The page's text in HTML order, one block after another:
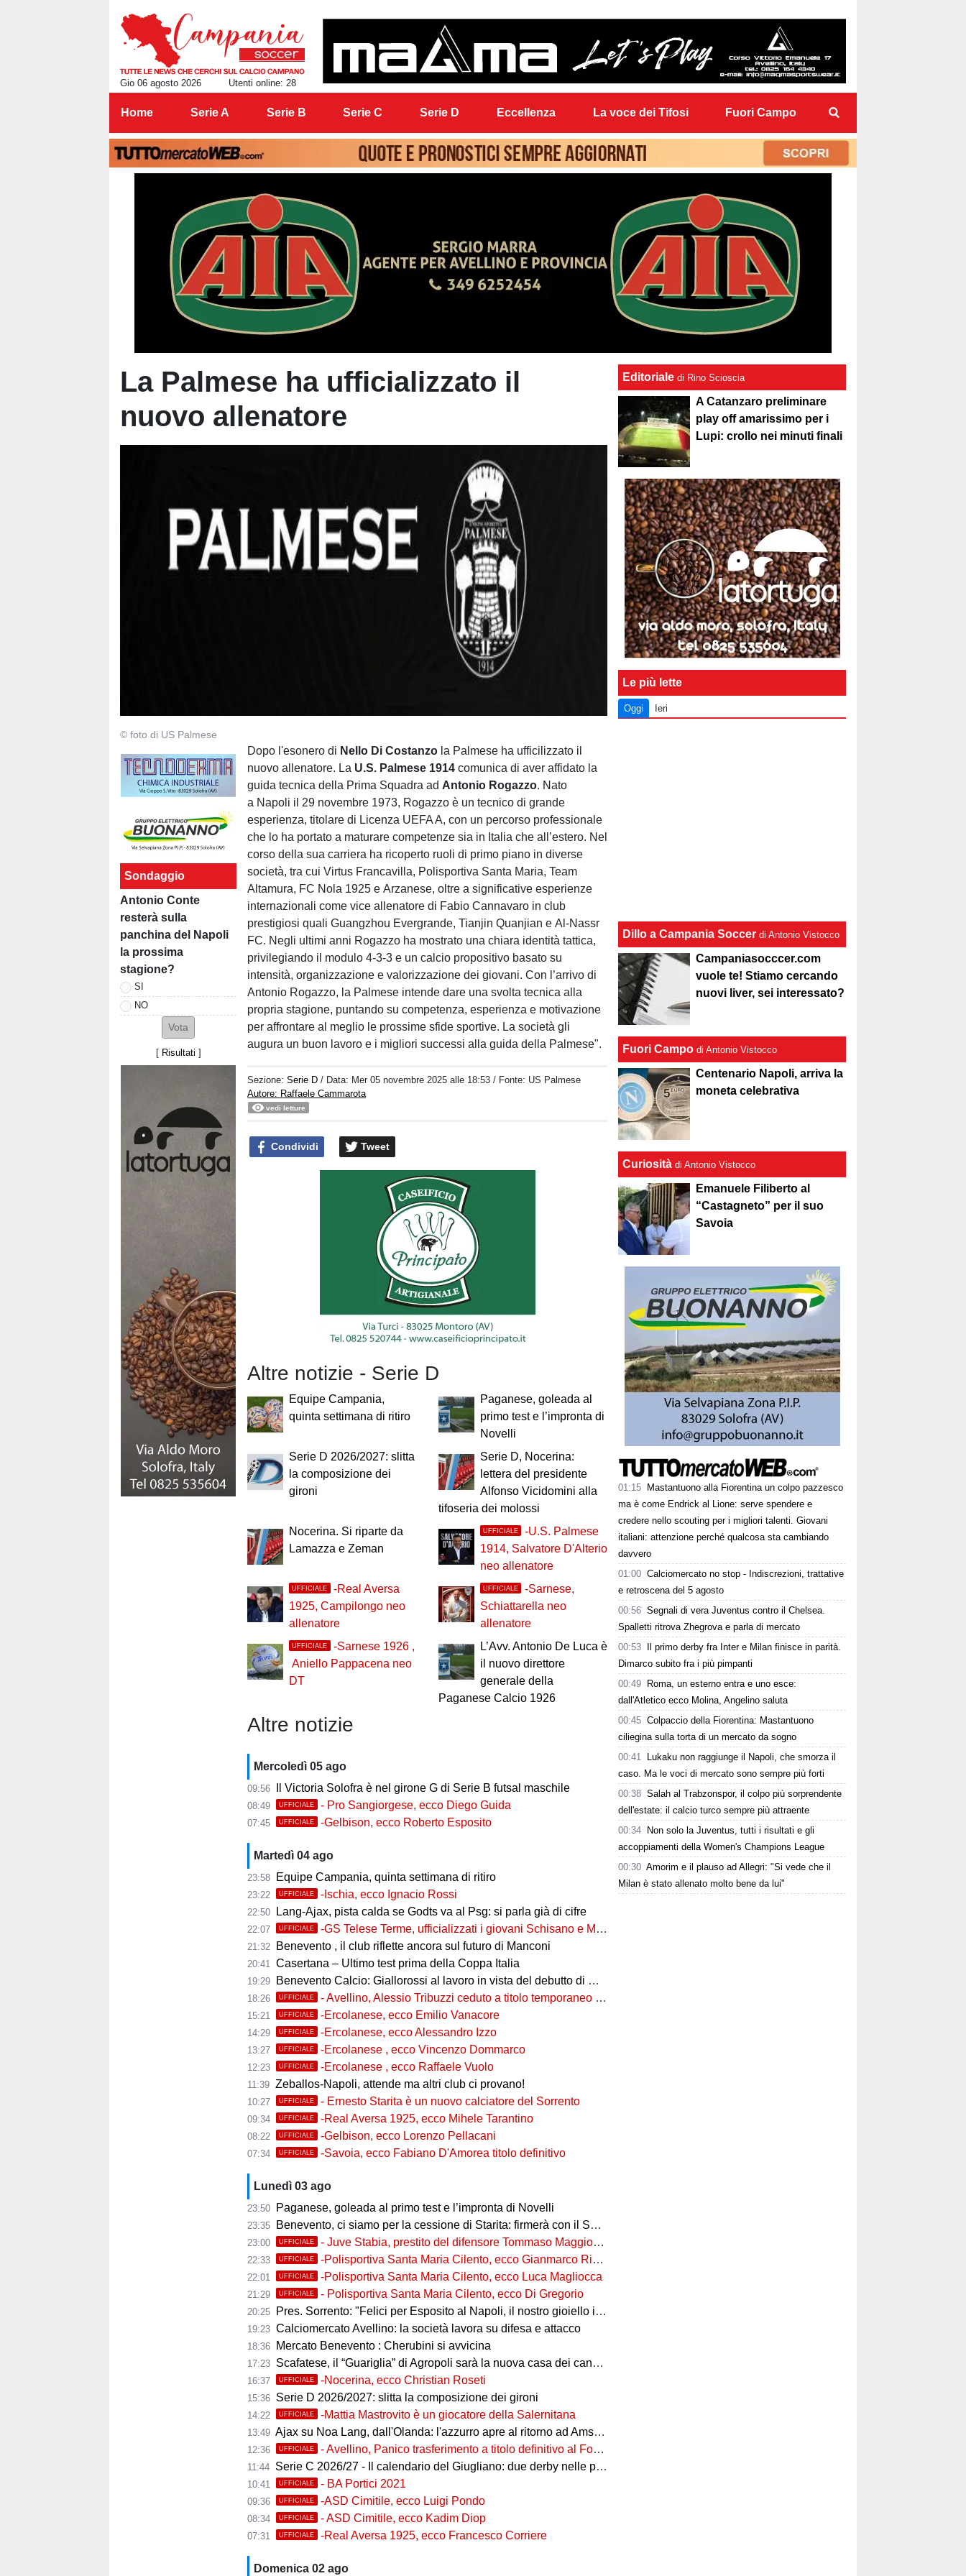
Gio 06 agosto 2026 Utenti online: 28
Home Serie A Serie B Serie C Serie D Eccellenza La voce dei Tifosi Fuori Campo
La Palmese ha ufficializzato il
nuovo allenatore
© foto di US Palmese
Sondaggio
Antonio Conte
resterà sulla
panchina del Napoli
la prossima
stagione?
SI
NO
[ Risultati ]
Dopo l'esonero di Nello Di Costanzo la Palmese ha ufficilizzato il
nuovo allenatore. La U.S. Palmese 1914 comunica di aver affidato la
guida tecnica della Prima Squadra ad Antonio Rogazzo. Nato
a Napoli il 29 novembre 1973, Rogazzo è un tecnico di grande
esperienza, titolare di Licenza UEFA A, con un percorso professionale
che lo ha portato a maturare competenze sia in Italia che all’estero. Nel
corso della sua carriera ha ricoperto ruoli di primo piano in diverse
società, tra cui Virtus Francavilla, Polisportiva Santa Maria, Team
Altamura, FC Nola 1925 e Arzanese, oltre a significative esperienze
internazionali come vice allenatore di Fabio Cannavaro in club
prestigiosi quali Guangzhou Evergrande, Tianjin Quanjian e Al-Nassr
FC. Negli ultimi anni Rogazzo ha mostrato una chiara identità tattica,
privilegiando il modulo 4-3-3 e un calcio propositivo basato su
intensità, organizzazione e valorizzazione dei giovani. Con l’arrivo di
Antonio Rogazzo, la Palmese intende dare una svolta tecnica alla
propria stagione, puntando su competenza, esperienza e motivazione
per affrontare al meglio le prossime sfide sportive. La società gli
augura un buon lavoro e i migliori successi alla guida della Palmese".
Sezione:Serie D / Data: Mer 05 novembre 2025 alle 18:53 / Fonte: US Palmese
Autore: Raffaele Cammarota
vedi letture
Condividi Tweet
Altre notizie - Serie D
Equipe Campania,
quinta settimana di ritiro
Paganese, goleada al
primo test e l’impronta di
Novelli
Serie D 2026/2027: slitta
la composizione dei
gironi
Serie D, Nocerina:
lettera del presidente
Alfonso Vicidomini alla
tifoseria dei molossi
Nocerina. Si riparte da
Lamazza e Zeman
UFFICIALE
-U.S. Palmese
1914, Salvatore D'Alterio
neo allenatore
UFFICIALE
-Real Aversa
1925, Campilongo neo
allenatore
UFFICIALE
-Sarnese,
Schiattarella neo
allenatore
UFFICIALE
-Sarnese 1926 ,
Aniello Pappacena neo
DT
L’Avv. Antonio De Luca è
il nuovo direttore
generale della
Paganese Calcio 1926
Altre notizie
Mercoledì 05 ago
09:56 Il Victoria Solofra è nel girone G di Serie B futsal maschile
08:49 UFFICIALE - Pro Sangiorgese, ecco Diego Guida
07:45 UFFICIALE -Gelbison, ecco Roberto Esposito
Martedì 04 ago
23:58 Equipe Campania, quinta settimana di ritiro
23:22 UFFICIALE -Ischia, ecco Ignacio Rossi
22:50 Lang-Ajax, pista calda se Godts va al Psg: si parla già di cifre
22:07 UFFICIALE -GS Telese Terme, ufficializzati i giovani Schisano e Miretto
21:32 Benevento , il club riflette ancora sul futuro di Manconi
20:41 Casertana – Ultimo test prima della Coppa Italia
19:29 Benevento Calcio: Giallorossi al lavoro in vista del debutto di Coppa Italia
18:26 UFFICIALE - Avellino, Alessio Tribuzzi ceduto a titolo temporaneo al Bari
15:21 UFFICIALE -Ercolanese, ecco Emilio Vanacore
14:29 UFFICIALE -Ercolanese, ecco Alessandro Izzo
13:27 UFFICIALE -Ercolanese , ecco Vincenzo Dommarco
12:23 UFFICIALE -Ercolanese , ecco Raffaele Vuolo
11:39 Zeballos-Napoli, attende ma altri club ci provano!
10:27 UFFICIALE - Ernesto Starita è un nuovo calciatore del Sorrento
09:34 UFFICIALE -Real Aversa 1925, ecco Mihele Tarantino
08:22 UFFICIALE -Gelbison, ecco Lorenzo Pellacani
07:34 UFFICIALE -Savoia, ecco Fabiano D'Amorea titolo definitivo
Lunedì 03 ago
23:50 Paganese, goleada al primo test e l’impronta di Novelli
23:35 Benevento, ci siamo per la cessione di Starita: firmerà con il Sorrento in Serie C
23:00 UFFICIALE - Juve Stabia, prestito del difensore Tommaso Maggioni dal Mantova
22:33 UFFICIALE -Polisportiva Santa Maria Cilento, ecco Gianmarco Rizzo
22:01 UFFICIALE -Polisportiva Santa Maria Cilento, ecco Luca Magliocca
21:29 UFFICIALE - Polisportiva Santa Maria Cilento, ecco Di Gregorio
20:25 Pres. Sorrento: "Felici per Esposito al Napoli, il nostro gioiello in ottime mani"
19:23 Calciomercato Avellino: la società lavora su difesa e attacco
18:36 Mercato Benevento : Cherubini si avvicina
17:23 Scafatese, il “Guariglia” di Agropoli sarà la nuova casa dei canarini
16:37 UFFICIALE -Nocerina, ecco Christian Roseti
15:36 Serie D 2026/2027: slitta la composizione dei gironi
14:22 UFFICIALE -Mattia Mastrovito è un giocatore della Salernitana
13:49 Ajax su Noa Lang, dall'Olanda: l'azzurro apre al ritorno ad Amsterdam!
12:36 UFFICIALE - Avellino, Panico trasferimento a titolo definitivo al Foggia
11:44 Serie C 2026/27 - Il calendario del Giugliano: due derby nelle prime tre
10:41 UFFICIALE - BA Portici 2021
09:36 UFFICIALE -ASD Cimitile, ecco Luigi Pondo
08:34 UFFICIALE - ASD Cimitile, ecco Kadim Diop
07:31 UFFICIALE -Real Aversa 1925, ecco Francesco Corriere
Domenica 02 ago
Editoriale di Rino Scioscia
A Catanzaro preliminare
play off amarissimo per i
Lupi: crollo nei minuti finali
Le più lette
Oggi Ieri
Dillo a Campania Soccer di Antonio Vistocco
Campaniasocccer.com
vuole te! Stiamo cercando
nuovi liver, sei interessato?
Fuori Campo di Antonio Vistocco
Centenario Napoli, arriva la
moneta celebrativa
Curiosità di Antonio Vistocco
Emanuele Filiberto al
“Castagneto” per il suo
Savoia
01:15
Mastantuono alla Fiorentina un colpo pazzesco
ma è come Endrick al Lione: serve spendere e
credere nello scouting per i migliori talenti. Giovani
italiani: attenzione perché qualcosa sta cambiando
davvero
01:00 Calciomercato no stop - Indiscrezioni, trattative
e retroscena del 5 agosto
00:56 Segnali di vera Juventus contro il Chelsea.
Spalletti ritrova Zhegrova e parla di mercato
00:53
Il primo derby fra Inter e Milan finisce in parità.
Dimarco subito fra i più pimpanti
00:49
Roma, un esterno entra e uno esce:
dall'Atletico ecco Molina, Angelino saluta
00:45 Colpaccio della Fiorentina: Mastantuono
ciliegina sulla torta di un mercato da sogno
00:41
Lukaku non raggiunge il Napoli, che smorza il
caso. Ma le voci di mercato sono sempre più forti
00:38 Salah al Trabzonspor, il colpo più sorprendente
dell'estate: il calcio turco sempre più attraente
00:34
Non solo la Juventus, tutti i risultati e gli
accoppiamenti della Women's Champions League
00:30 Amorim e il plauso ad Allegri: "Si vede che il
Milan è stato allenato molto bene da lui"